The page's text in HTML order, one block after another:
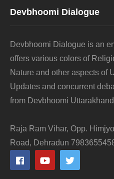
Devbhoomi Dialogue
Devbhoomi Dialogue is an
offers various colors of
Nature and other aspects of
Updates and concurrent
from Devbhoomi
Raja Ram Vihar, Opp.
Road, Dehradun